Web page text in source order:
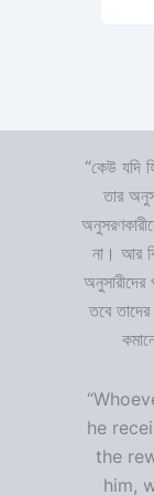
“কেউ যদি
তার
না। আর
অনুসারীদের
তবে
he
the
him,